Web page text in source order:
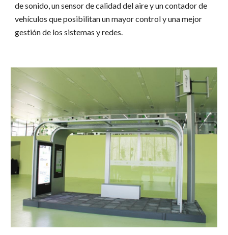
de sonido, un sensor de calidad del aire y un contador de
vehículos que posibilitan un mayor control y una mejor
gestión de los sistemas y redes.